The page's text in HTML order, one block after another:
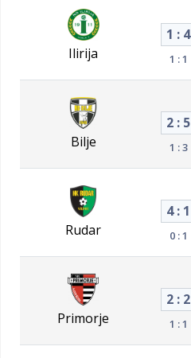
Ilirija
1 : 4
1 : 1
Bilje
2 : 5
1 : 3
Rudar
4 : 1
0 : 1
Primorje
2 : 2
1 : 1